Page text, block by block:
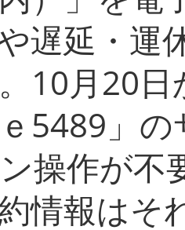
遅延・運
10月20
5489」
操作が不
情報はそ